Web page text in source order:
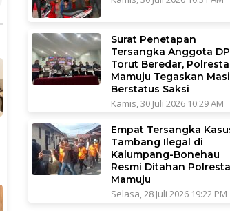
Surat Penetapan
Tersangka Anggota
Torut Beredar, Polresta
Mamuju Tegaskan
Berstatus Saksi
Kamis, 30 Juli 2026 10:29 AM
Empat Tersangka
Tambang Ilegal di
Kalumpang-Bonehau
Resmi Ditahan Polresta
Mamuju
Selasa, 28 Juli 2026 19:22 PM